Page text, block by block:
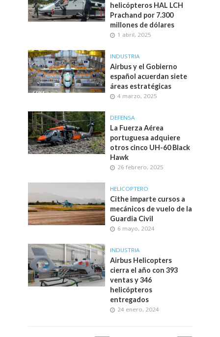
helicópteros HAL LCH
Prachand por 7.300
millones de dólares
1 abril, 2025
INDUSTRIA
Airbus y el Gobierno
español acuerdan siete
áreas estratégicas
4 marzo, 2025
DEFENSA
La Fuerza Aérea
portuguesa adquiere
otros cinco UH-60 Black
Hawk
26 febrero, 2025
HELICOPTERO
Cithe imparte cursos a
mecánicos de vuelo de la
Guardia Civil
6 mayo, 2024
INDUSTRIA
Airbus Helicopters
cierra el año con 393
ventas y 346
helicópteros
entregados
24 enero, 2024